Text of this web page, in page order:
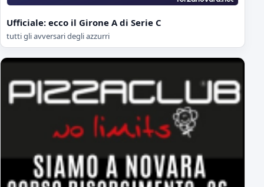
Ufficiale: ecco il Girone A di Serie C
tutti gli avversari degli azzurri